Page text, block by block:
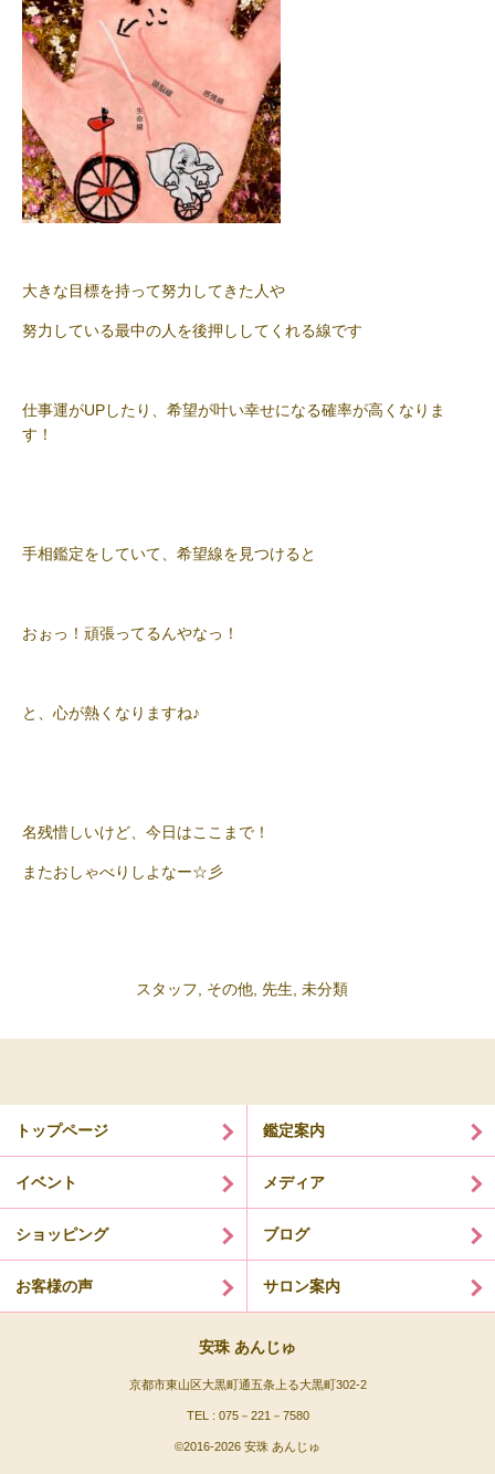
大きな目標を持って努力してきた人や
努力している最中の人を後押ししてくれる線です
仕事運がUPしたり、希望が叶い幸せになる確率が高くなりま
す！
手相鑑定をしていて、希望線を見つけると
おぉっ！頑張ってるんやなっ！
と、心が熱くなりますね♪
名残惜しいけど、今日はここまで！
またおしゃべりしよなー☆彡
スタッフ その他 先生 未分類
トップページ 鑑定案内
イベント メディア
ショッピング ブログ
お客様の声 サロン案内
安珠 あんじゅ
京都市東山区大黒町通五条上る大黒町302-2
TEL : 075－221－7580
©2016-2026 安珠 あんじゅ